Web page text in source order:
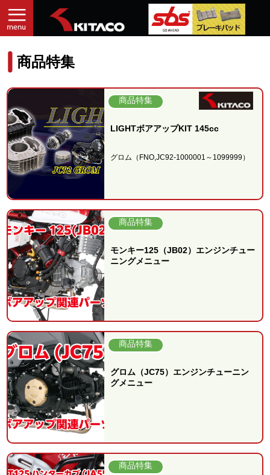
商品特集
商品特集
LIGHTボアアップKIT 145cc
グロム（FNO,JC92-1000001～1099999）
商品特集
モンキー125（JB02）エンジンチュー
ニングメニュー
商品特集
グロム（JC75）エンジンチューニン
グメニュー
商品特集